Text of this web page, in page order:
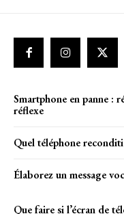
Smartphone en panne :
réflexe
Quel téléphone
Élaborez un message
Que faire si l’écran de